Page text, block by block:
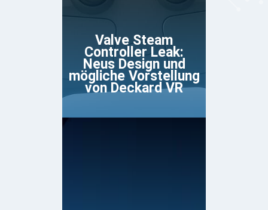
Valve Steam
Controller Leak:
Neus Design und
mögliche Vorstellung
von Deckard VR